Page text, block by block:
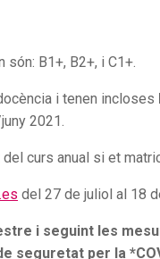
B1+, B2+, i C1+.
i tenen incloses
2021.
curs anual si et
del 27 de juliol al 18
i seguint les
seguretat per la